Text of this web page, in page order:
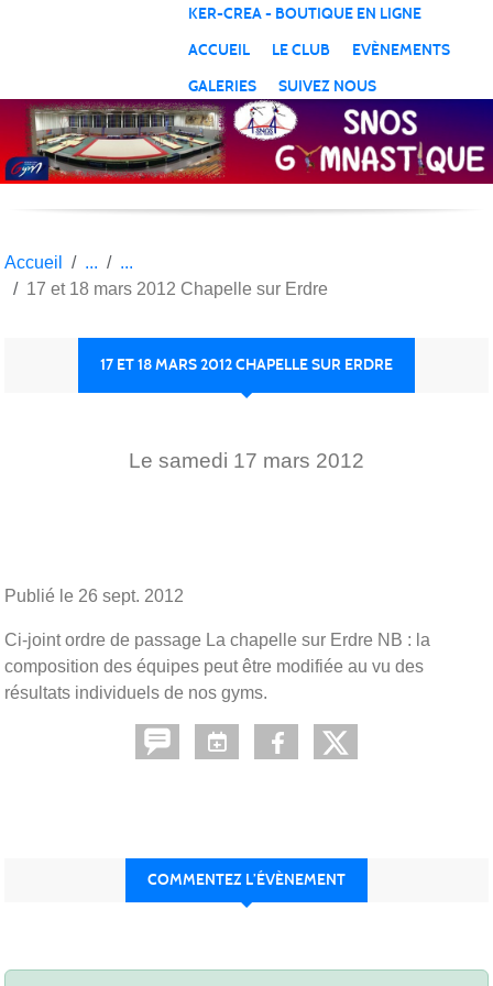
KER-CREA - BOUTIQUE EN LIGNE
ACCUEIL
LE CLUB
EVÈNEMENTS
GALERIES
SUIVEZ NOUS
Accueil
17 et 18 mars 2012 Chapelle sur Erdre
17 ET 18 MARS 2012 CHAPELLE SUR ERDRE
Le samedi 17 mars 2012
Publié le 26 sept. 2012
Ci-joint ordre de passage La chapelle sur Erdre NB : la
composition des équipes peut être modifiée au vu des
résultats individuels de nos gyms.
COMMENTEZ L’ÉVÈNEMENT
Panneau de gestion des cookies